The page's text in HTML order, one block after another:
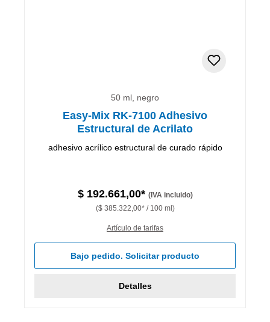
50 ml, negro
Easy-Mix RK-7100 Adhesivo
Estructural de Acrilato
adhesivo acrílico estructural de curado rápido
$ 192.661,00* (IVA incluido)
($ 385.322,00* / 100 ml)
Artículo de tarifas
Bajo pedido. Solicitar producto
Detalles